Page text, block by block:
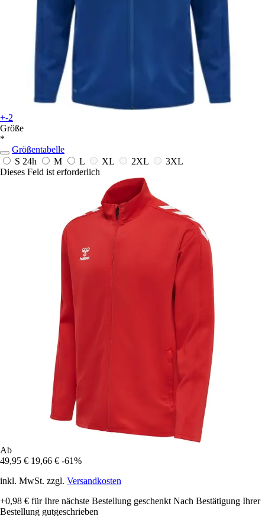
+-2
Größe
*
Größentabelle
S 24h M L XL 2XL
3XL
Dieses Feld ist erforderlich
Ab
49,95 € 19,66 € -61%
inkl. MwSt. zzgl. Versandkosten
+0,98 € für Ihre nächste Bestellung geschenkt Nach Bestätigung Ihrer
Bestellung gutgeschrieben